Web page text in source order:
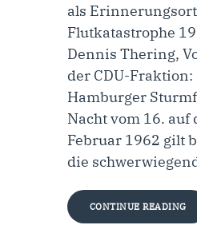
als
Flutkatastrophe
Dennis Thering,
der CDU-Fraktion:
Hamburger
Nacht vom 16. auf
Februar 1962 gilt
die
CONTINUE READING